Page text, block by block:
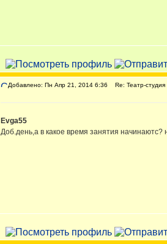
Добавлено: Пн Апр 21, 2014 6:36 Re: Театр-
Evga55
Доб.день,а в какое время занятия начинаютс?